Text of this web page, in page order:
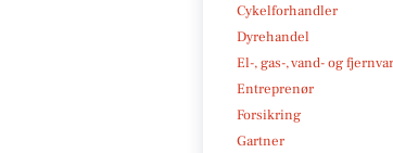
Cykelforhandler
Dyrehandel
El-, gas-, vand- og
Entreprenør
Forsikring
Gartner